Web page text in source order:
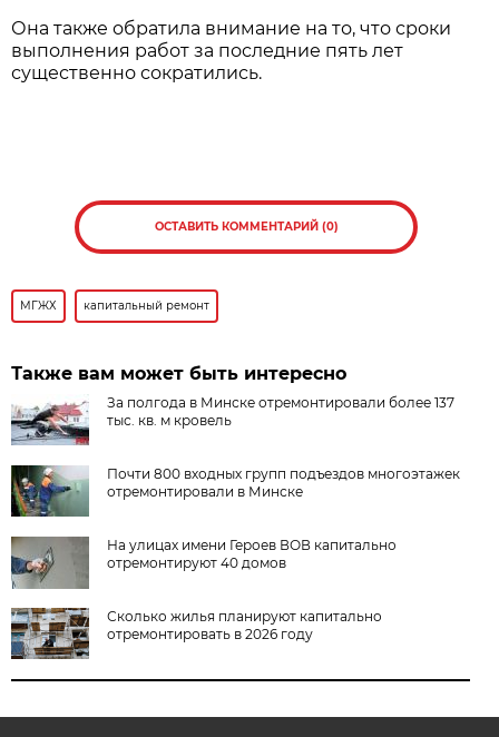
Она также обратила внимание на то, что сроки
выполнения работ за последние пять лет
существенно сократились.
ОСТАВИТЬ КОММЕНТАРИЙ (0)
МГЖХ капитальный ремонт
Также вам может быть интересно
За полгода в Минске отремонтировали более 137
тыс. кв. м кровель
Почти 800 входных групп подъездов многоэтажек
отремонтировали в Минске
На улицах имени Героев ВОВ капитально
отремонтируют 40 домов
Сколько жилья планируют капитально
отремонтировать в 2026 году